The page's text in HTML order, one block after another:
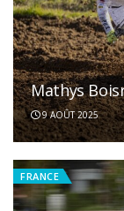
Mathys
9 AOÛT 2025
FRANCE